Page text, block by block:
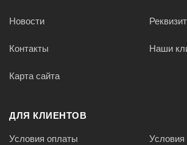
Новости
Контакты Наши
Карта сайта
ДЛЯ КЛИЕНТОВ
Условия оплаты Условия